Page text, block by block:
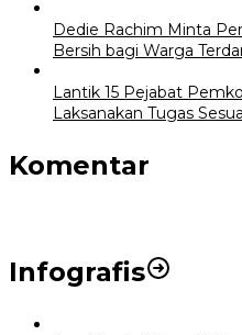
Dedie Rachim Minta
Bersih bagi Warga
Lantik 15 Pejabat
Laksanakan Tugas
Komentar
Infografis